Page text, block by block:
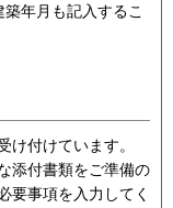
年月も記入するこ
け付けています。
添付書類をご準備の
要事項を入力してく